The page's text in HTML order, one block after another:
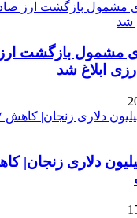
مشمول بازگشت ارز
ابلاغ شد